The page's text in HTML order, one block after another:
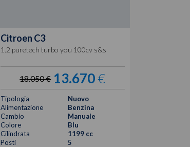
Citroen C3
1.2 puretech turbo you 100cv s&s
18.050 € 13.670€
Tipologia
Nuovo
Alimentazione
Benzina
Cambio
Manuale
Colore
Blu
Cilindrata
1199 cc
Posti
5